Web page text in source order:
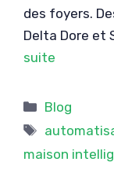
des foyers.
Delta Dore et
suite
Catégories
Blog
Étiquettes
maison